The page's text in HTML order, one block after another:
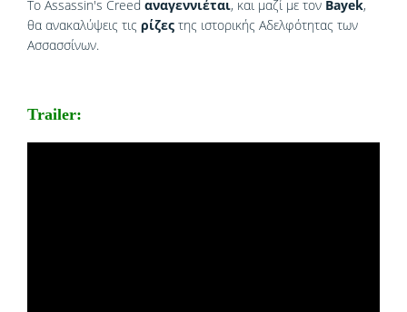
Το Assassin's Creed αναγεννιέται, και μαζί με τον Bayek,
θα ανακαλύψεις τις ρίζες της ιστορικής Αδελφότητας των
Ασσασσίνων.
Trailer: